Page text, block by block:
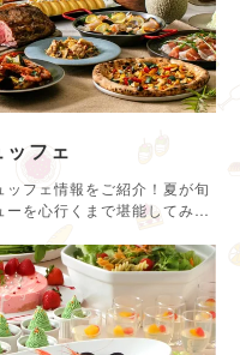
フェ
フェ情報をご紹介！夏が旬
を心行くまで堪能してみて